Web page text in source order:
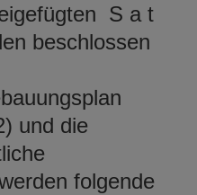
S a t
beschlossen
und die
folgende